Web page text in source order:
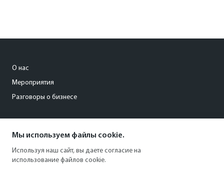
О нас
Мероприятия
Разговоры о бизнесе
+7 (495) 797-69-70
Мы используем файлы cookie.
Используя наш сайт, вы даете согласие на
использование файлов cookie.